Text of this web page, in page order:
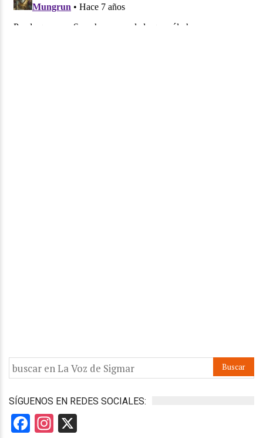
SÍGUENOS EN REDES SOCIALES:
Facebook
Instagram